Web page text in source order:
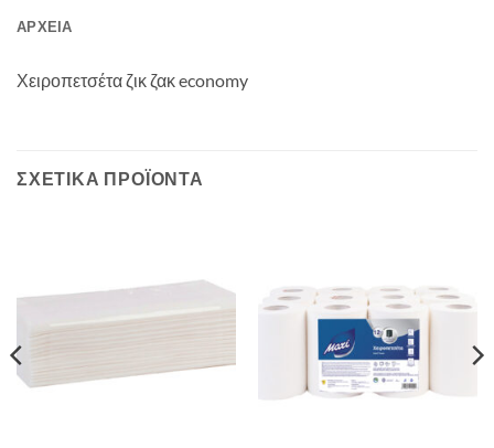
ΑΡΧΕΊΑ
Χειροπετσέτα ζικ ζακ economy
ΣΧΕΤΙΚΆ ΠΡΟΪΌΝΤΑ